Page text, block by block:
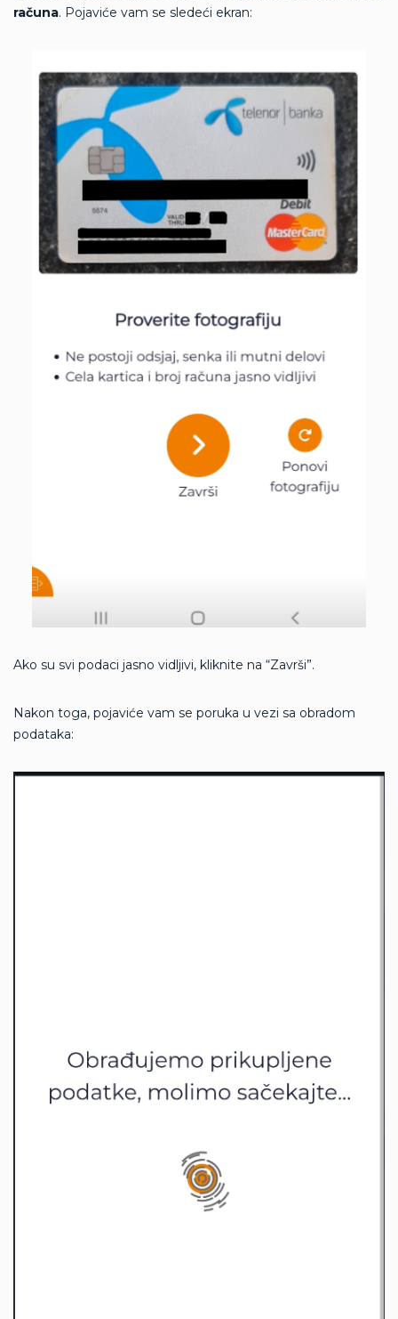
računa. Pojaviće vam se sledeći ekran:
Ako su svi podaci jasno vidljivi, kliknite na “Završi”.
Nakon toga, pojaviće vam se poruka u vezi sa obradom
podataka: